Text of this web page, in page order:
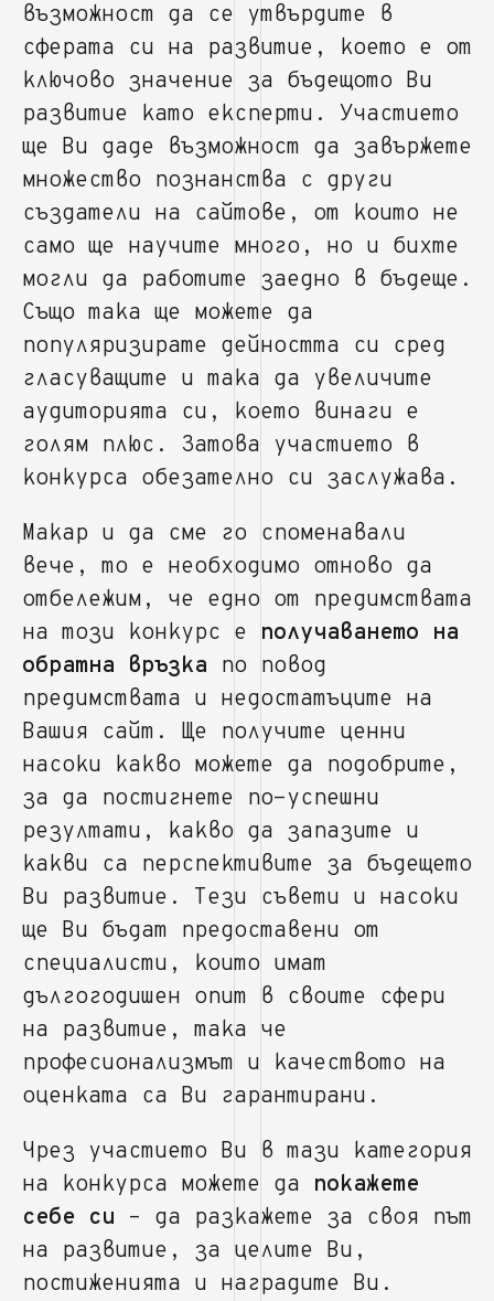
възможност да се утвърдите в
сферата си на развитие, което е от
ключово значение за бъдещото Ви
развитие като експерти. Участието
ще Ви даде възможност да завържете
множество познанства с други
създатели на сайтове, от които не
само ще научите много, но и бихте
могли да работите заедно в бъдеще.
Също така ще можете да
популяризирате дейността си сред
гласуващите и така да увеличите
аудиторията си, което винаги е
голям плюс. Затова участието в
конкурса обезателно си заслужава.
Макар и да сме го споменавали
вече, то е необходимо отново да
отбележим, че едно от предимствата
на този конкурс е получаването на
обратна връзка по повод
предимствата и недостатъците на
Вашия сайт. Ще получите ценни
насоки какво можете да подобрите,
за да постигнете по-успешни
резултати, какво да запазите и
какви са перспективите за бъдещето
Ви развитие. Тези съвети и насоки
ще Ви бъдат предоставени от
специалисти, които имат
дългогодишен опит в своите сфери
на развитие, така че
професионализмът и качеството на
оценката са Ви гарантирани.
Чрез участието Ви в тази категория
на конкурса можете да покажете
себе си – да разкажете за своя път
на развитие, за целите Ви,
постиженията и наградите Ви.